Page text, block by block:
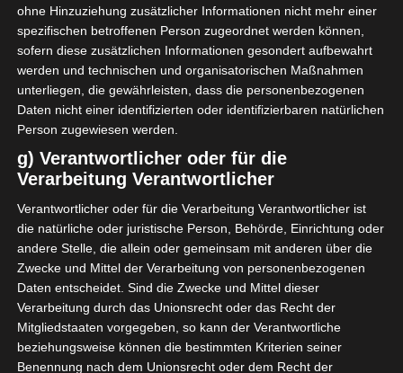
Das Zimmer wirkt jetzt so
gemütlich, hell und einladend.
Es wurde fleißig, gewerkelt,
gehämmert, gestrichen, tapeziert,
genäht und dekoriert.
Zunächst musste Emma sich für
eine Tapete entscheiden. Hier
seht ihr ihre engere Auswahl.
ohne Hinzuziehung zusätzlicher Informationen nicht mehr einer
spezifischen betroffenen Person zugeordnet werden können,
sofern diese zusätzlichen Informationen gesondert aufbewahrt
werden und technischen und organisatorischen Maßnahmen
unterliegen, die gewährleisten, dass die personenbezogenen
Daten nicht einer identifizierten oder identifizierbaren natürlichen
Person zugewiesen werden.
g) Verantwortlicher oder für die
Verarbeitung Verantwortlicher
Verantwortlicher oder für die Verarbeitung Verantwortlicher ist
die natürliche oder juristische Person, Behörde, Einrichtung oder
andere Stelle, die allein oder gemeinsam mit anderen über die
Zwecke und Mittel der Verarbeitung von personenbezogenen
Daten entscheidet. Sind die Zwecke und Mittel dieser
Verarbeitung durch das Unionsrecht oder das Recht der
Mitgliedstaaten vorgegeben, so kann der Verantwortliche
beziehungsweise können die bestimmten Kriterien seiner
Benennung nach dem Unionsrecht oder dem Recht der